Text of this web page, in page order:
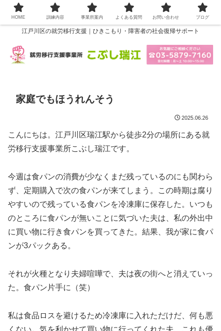
江戸川区の就労移行支援｜ひきこもり・障害者の社会復帰サポート
家庭でもほうれんそう
2025.06.26
こんにちは。江戸川区瑞江駅から徒歩2分の場所にある就
労移行支援事業所こぶし瑞江です。
今週は食パンの消費が少なくまだ残っているのにも関わら
ず、定期購入で次の食パンが来てしまう。この時期は腐り
やすいので残っている食パンを冷凍庫に保存した。いつも
のところに食パンが無いことに気づいた夫は、私の外出中
に買い物に行き食パンを買ってきた。結果、我が家に食パ
ンが3パックある。
それが火種となり夫婦喧嘩で、夫は夜の街へと消えていっ
た。食パン片手に（笑）
私は食品ロスを避けるため冷凍庫に入れただけだ、何も悪
くない。気を利かせて買い物に行ってくれた夫、これも優
HOME 訓練内容 事業所案内 よくある質問 お問い合わせ ブログ